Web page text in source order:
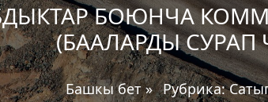
БОЮНЧА
(БААЛАРДЫ СУРАП
Башкы бет» Рубрика: